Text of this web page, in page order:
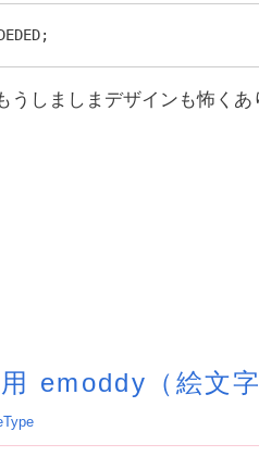
うしましまデザインも怖くあ
emoddy（絵文